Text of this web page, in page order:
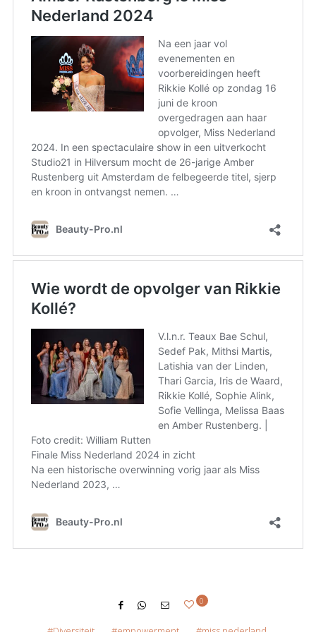
0